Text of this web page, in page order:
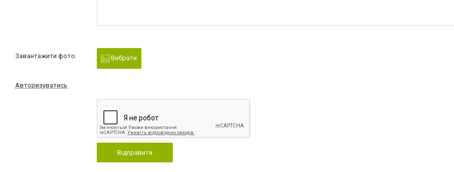
Завантажити фото: Вибрати
Авторизуватись
Відправити